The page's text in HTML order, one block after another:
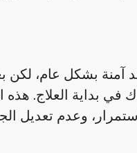
آمنة بشكل عام، لكن
في بداية العلاج.